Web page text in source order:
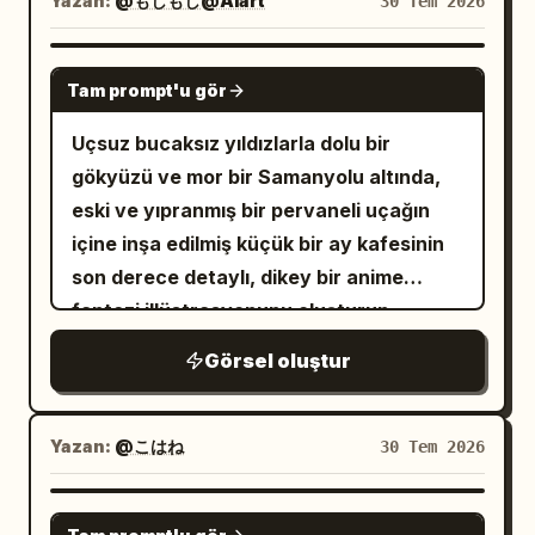
kısa saçlı, nazik görünümlü, basit bir
kazak veya gömlek giyiyor. Kadın: orta
uzunlukta saçlı, nazik görünümlü, ev
tarzı kıyafetler giyiyor. [Stil ve Doku]
Temiz el çizimi anime çizgi sanatı,
monokromatik sıcak pirinç rengi + açık
kahverengi + krem beyazı, basit gölgeler,
Japon yaşam tarzı mangası veya
iyileştirici illüstrasyonlar gibi. [Metin
Gereksinimleri] Diyalog balonlarındaki
Çince metinler doğru, net, bozuk
karakterler veya deformasyon olmadan
olmalıdır. Kaçınılması gerekenler:
gerçekçi fotoğrafçılık, 3D render, parlak
renkler, karmaşık arka planlar, karakter
yüzünün bozulması, bozuk metin, ucuz
gerçek hayattan bir kayıt hissi veriyor.
etkileşim sahnesi oluşturun. Genç
yetişkin bir Asyalı erkek ve kadın, sessiz
ve rahat bir tatlıcıda pencere kenarında
oturuyorlar ve her ikisi de net bir şekilde
görünüyor. Kadın, pencere kenarındaki
açık kahverengi bir koltukta oturuyor,
üzerinde
açık gri-kahverengi kolsuz triko maksi
elbise
var, uzun düz siyah saçları doğal bir
şekilde omuzlarına dökülüyor, vücudu
hafifçe adama dönük, mutlu ama hafif
utangaç görünüyor. Erkek onun yanında
veya çaprazında oturuyor, üzerinde
temiz, sade açık renkli kısa kollu bir
gömlek veya beyaz bir tişört var, kısa
GPT IMAGE 2
Tam prompt'u gör
Uçsuz bucaksız yıldızlarla dolu bir
gökyüzü ve mor bir Samanyolu altında,
eski ve yıpranmış bir pervaneli uçağın
içine inşa edilmiş küçük bir ay kafesinin
son derece detaylı, dikey bir anime
fantezi illüstrasyonunu oluşturun.
bir yüzeyde geçiyor; ufukta parlayan bir
ışık ve sağ tarafta uzaktan görünen bir
uzay kapsülü yerleşimi var. Uçak
gövdesi, raflarında şişeler, fincanlar,
kavanozlar, hamur işleri, asılı fenerler,
Görsel oluştur
Yazan: @こはね 30 Tem 2026
GPT IMAGE 2